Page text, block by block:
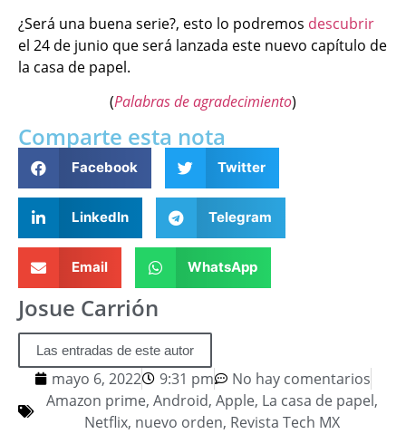
¿Será una buena serie?, esto lo podremos descubrir
el 24 de junio que será lanzada este nuevo capítulo de
la casa de papel.
(Palabras de agradecimiento)
Comparte esta nota
Facebook Twitter
LinkedIn Telegram
Email WhatsApp
Josue Carrión
Las entradas de este autor
mayo 6, 2022 9:31 pm
No hay comentarios
Amazon prime, Android, Apple, La casa de papel,
Netflix, nuevo orden, Revista Tech MX